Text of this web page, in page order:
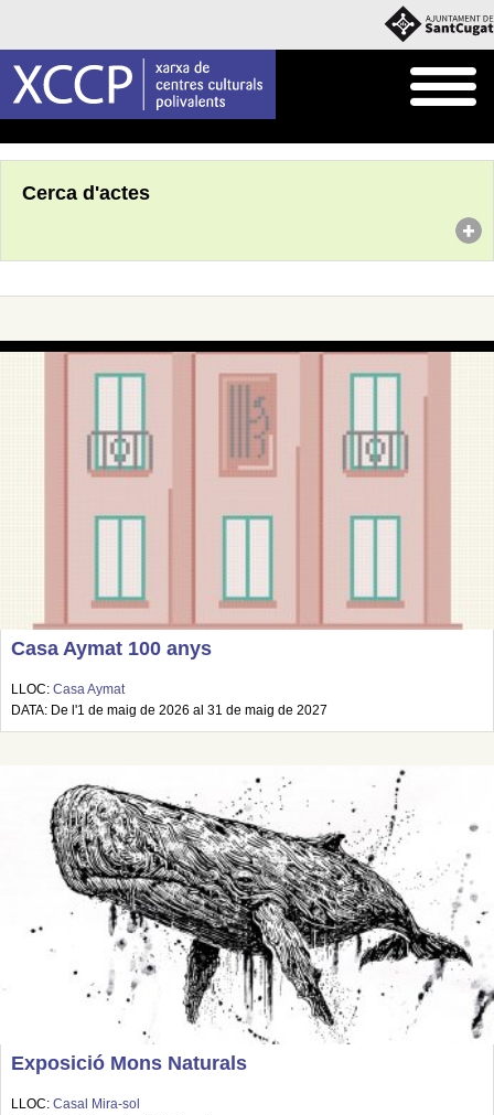
Cerca d'actes
Casa Aymat 100 anys
LLOC: Casa Aymat
DATA: De l'1 de maig de 2026 al 31 de maig de 2027
Exposició Mons Naturals
LLOC: Casal Mira-sol